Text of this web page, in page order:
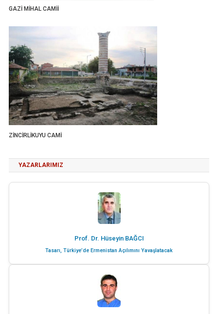
GAZİ MİHAL CAMİİ
ZİNCİRLİKUYU CAMİ
YAZARLARIMIZ
Prof. Dr. Hüseyin BAĞCI
Tasarı, Türkiye’de Ermenistan Açılımını Yavaşlatacak